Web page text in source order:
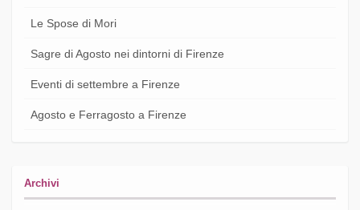
Le Spose di Mori
Sagre di Agosto nei dintorni di Firenze
Eventi di settembre a Firenze
Agosto e Ferragosto a Firenze
Archivi